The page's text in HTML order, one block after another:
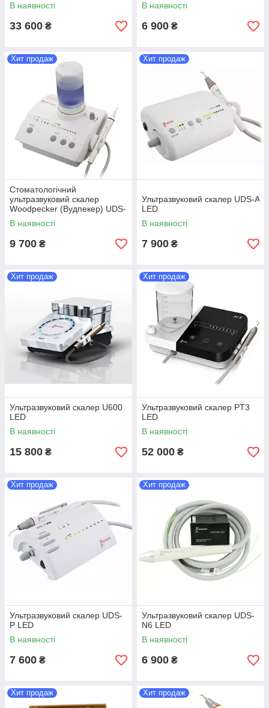
В наявності
33 600 ₴
В наявності
6 900 ₴
Хит продаж
Стоматологічний
ультразвуковий скалер
Woodpecker (Вудпекер) UDS-
E
В наявності
9 700 ₴
Хит продаж
Ультразвуковий скалер UDS-A
LED
В наявності
7 900 ₴
Хит продаж
Ультразвуковий скалер U600
LED
В наявності
15 800 ₴
Хит продаж
Ультразвуковий скалер PT3
LED
В наявності
52 000 ₴
Хит продаж
Ультразвуковий скалер UDS-
P LED
В наявності
7 600 ₴
Хит продаж
Ультразвуковий скалер UDS-
N6 LED
В наявності
6 900 ₴
Хит продаж Хит продаж